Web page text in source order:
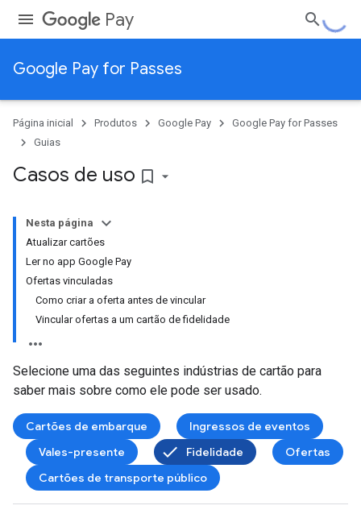
Pay
Google Pay for Passes
Página inicial Produtos Google Pay
Google Pay for Passes
Guias
Casos de uso bookmark_border
Nesta página
Atualizar cartões
Ler no app Google Pay
Ofertas vinculadas
Como criar a oferta antes de vincular
Vincular ofertas a um cartão de fidelidade
Selecione uma das seguintes indústrias de cartão para
saber mais sobre como ele pode ser usado.
Cartões de embarque
Ingressos de eventos
Vales-presente
Fidelidade
Ofertas
Cartões de transporte público